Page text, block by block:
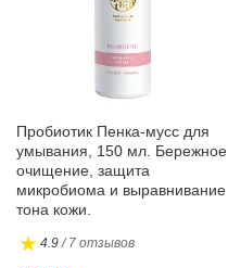
Пробиотик Пенка-мусс для
умывания, 150 мл. Бережное
очищение, защита
микробиома и выравнивание
тона кожи.
4.9/ 7 отзывов